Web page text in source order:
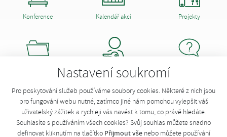
Nastavení soukromí
Pro poskytování služeb používáme soubory cookies. Některé z nich jsou
pro fungování webu nutné, zatímco jiné nám pomohou vylepšit váš
uživatelský zážitek a rychleji vás navést k tomu, co právě hledáte.
Souhlasíte s používáním všech cookies? Svůj souhlas můžete snadno
definovat kliknutím na tlačítko Přijmout všenebo můžete používání
Konference Kalendář akcí Projekty
Dokumenty CzBA Členství
Opravit údaje o stanici
Chcete opravit údaje stanice?Přihlaste se !